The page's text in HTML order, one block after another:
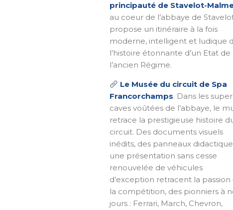
principauté de Stavelot-
au coeur de l’abbaye de
propose un itinéraire à la fois
moderne, intelligent et ludique
l’histoire étonnante d’un Etat de
l’ancien Régime.
Le Musée du circuit de Spa
Francorchamps. Dans les
caves voûtées de l’abbaye, le
retrace la prestigieuse histoire
circuit. Des documents visuels
inédits, des panneaux
une présentation sans cesse
renouvelée de véhicules
d’exception retracent la passion
la compétition, des pionniers à
jours : Ferrari, March, Chevron,